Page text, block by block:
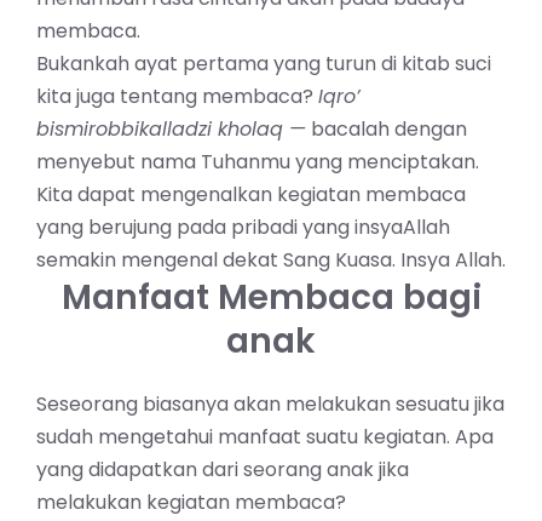
membaca.
Bukankah ayat pertama yang turun di kitab suci
kita juga tentang membaca? Iqro’
bismirobbikalladzi kholaq — bacalah dengan
menyebut nama Tuhanmu yang menciptakan.
Kita dapat mengenalkan kegiatan membaca
yang berujung pada pribadi yang insyaAllah
semakin mengenal dekat Sang Kuasa. Insya Allah.
Manfaat Membaca bagi
anak
Seseorang biasanya akan melakukan sesuatu jika
sudah mengetahui manfaat suatu kegiatan. Apa
yang didapatkan dari seorang anak jika
melakukan kegiatan membaca?